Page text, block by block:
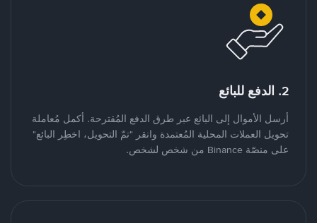
2. الدفع للبائع
أرسل الأموال إلى البائع عبر طرق الدفع المُقترحة. أكمل مُعاملة
تحويل العملات المحلية المُعتمدة وانقر "تمّ التحويل، اخطِر البائع"
على منصّة Binance من شخص لشخص.